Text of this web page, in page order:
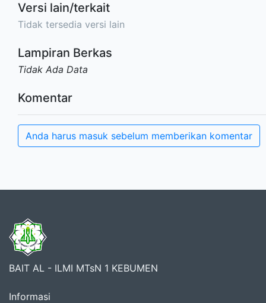
Versi lain/terkait
Tidak tersedia versi lain
Lampiran Berkas
Tidak Ada Data
Komentar
Anda harus masuk sebelum memberikan komentar
BAIT AL - ILMI MTsN 1 KEBUMEN
Informasi